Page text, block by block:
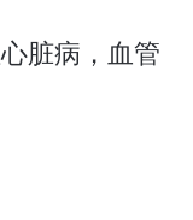
脏病，血管